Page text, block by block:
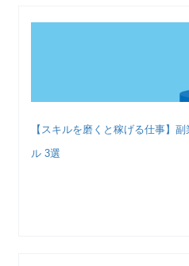
【スキルを磨くと稼げる仕事】
ル 3選